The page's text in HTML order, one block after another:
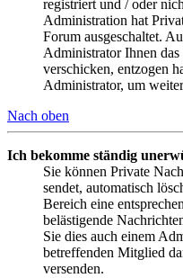
registriert und / oder
Administration hat
Forum ausgeschaltet.
Administrator Ihnen
verschicken, entzogen
Administrator, um
Nach oben
Ich bekomme ständig
Sie können Private
sendet, automatisch
Bereich eine
belästigende
Sie dies auch einem
betreffenden Mitglied
versenden.